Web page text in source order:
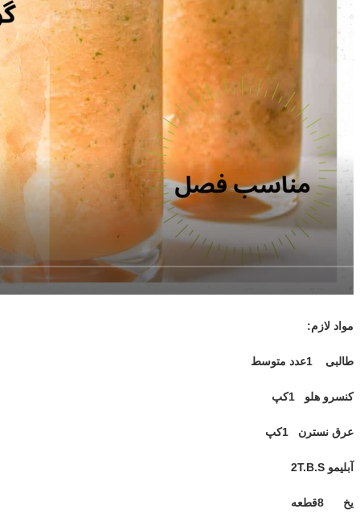
مواد لازم:
طالبی 1عدد متوسط
کنسرو هلو 1کپ
عرق نسترن 1کپ
آبلیمو 2 T.B.S
یخ 8قطعه